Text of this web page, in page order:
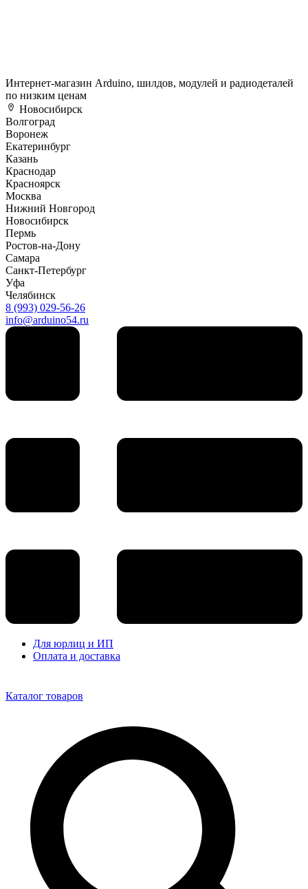
Интернет-магазин Arduino, шилдов, модулей и радиодеталей
по низким ценам
Новосибирск
Волгоград
Воронеж
Екатеринбург
Казань
Краснодар
Красноярск
Москва
Нижний Новгород
Новосибирск
Пермь
Ростов-на-Дону
Самара
Санкт-Петербург
Уфа
Челябинск
8 (993) 029-56-26
info@arduino54.ru
Для юрлиц и ИП
Оплата и доставка
Каталог товаров